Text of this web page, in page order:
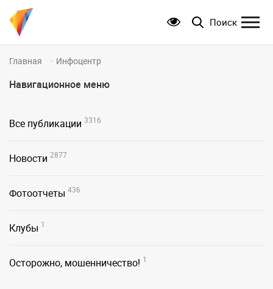
Поиск
Главная Инфоцентр
Навигационное меню
Все публикации 3316
Новости 2877
Фотоотчеты 436
Клубы 1
Осторожно, мошенничество! 1